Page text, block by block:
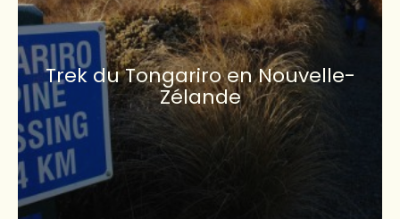
Trek du Tongariro en Nouvelle-
Zélande